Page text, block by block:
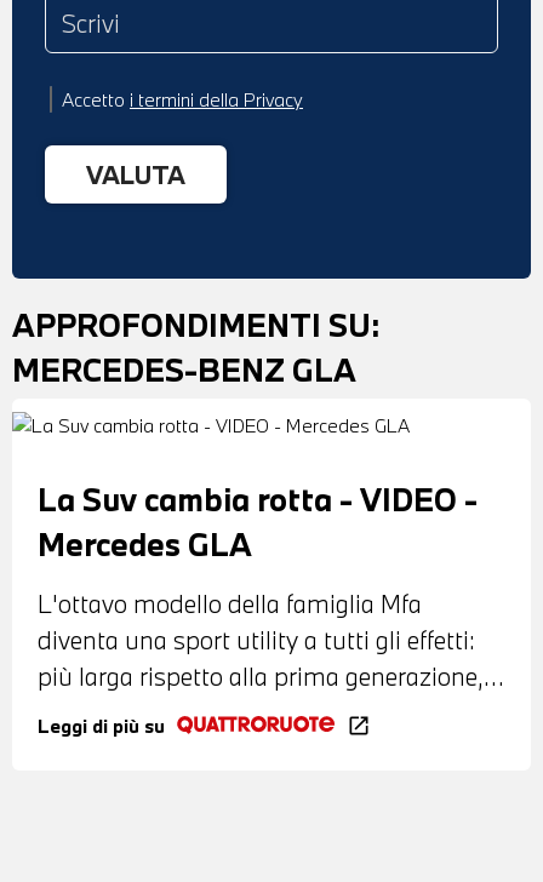
Accetto i termini della Privacy
APPROFONDIMENTI SU:
MERCEDES-BENZ GLA
La Suv cambia rotta - VIDEO -
Mercedes GLA
L'ottavo modello della famiglia Mfa
diventa una sport utility a tutti gli effetti:
più larga rispetto alla prima generazione, è
ora anche più alta di 10 centimetri.
Abbiamo testato la 200 Automa...
Leggi di più su open_in_new